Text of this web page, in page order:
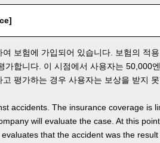
여 보험에 가입되어 있습니다. 보험의 적
가합니다. 이 시점에서 사용자는 50,000
평가하는 경우 사용자는 보상을 받지
accidents. The insurance coverage is
will evaluate the case. At this
that the accident was the